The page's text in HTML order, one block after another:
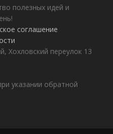
полезных идей и
соглашение
Хохловский переулок 13
указании обратной